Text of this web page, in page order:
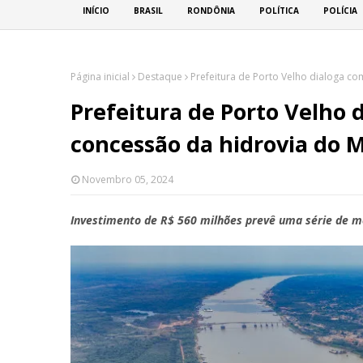
INÍCIO BRASIL RONDÔNIA POLÍTICA POLÍCIA
Página inicial Destaque Prefeitura de Porto Velho dialoga
Prefeitura de Porto Velho
concessão da hidrovia do
Novembro 05, 2024
Investimento de R$ 560 milhões prevê uma série de